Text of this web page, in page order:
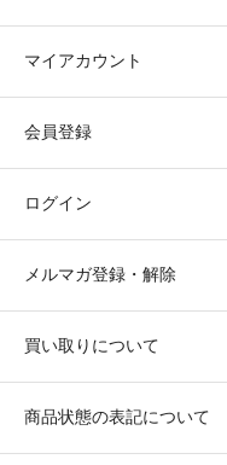
マイアカウント
会員登録
ログイン
メルマガ登録・解除
買い取りについて
商品状態の表記について